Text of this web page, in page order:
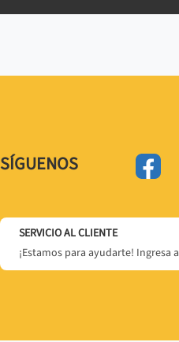
SÍGUENOS
SERVICIO AL CLIENTE
¡Estamos para ayudarte! Ingresa a